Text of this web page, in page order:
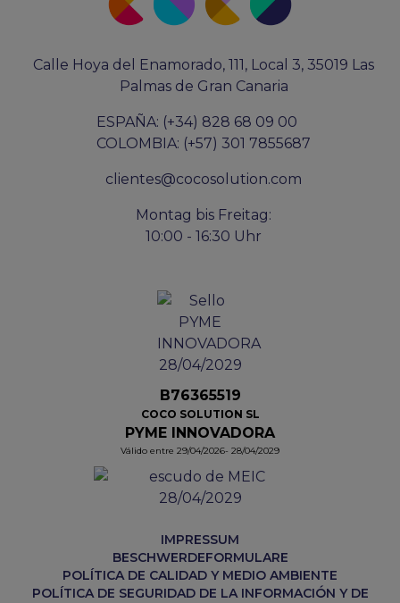
Calle Hoya del Enamorado, 111, Local 3, 35019 Las
Palmas de Gran Canaria
ESPAÑA: (+34) 828 68 09 00
COLOMBIA: (+57) 301 7855687
clientes@cocosolution.com
Montag bis Freitag:
10:00 - 16:30 Uhr
B76365519
COCO SOLUTION SL
PYME INNOVADORA
Válido entre 29/04/2026- 28/04/2029
IMPRESSUM
BESCHWERDEFORMULARE
POLÍTICA DE CALIDAD Y MEDIO AMBIENTE
POLÍTICA DE SEGURIDAD DE LA INFORMACIÓN Y DE